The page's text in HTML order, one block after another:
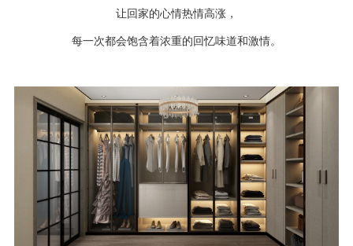
护墙板
商业空间
营销网络
4.0智能制造
关于志华
让回家的心情热情高涨，
每一次都会饱含着浓重的回忆味道和激情。